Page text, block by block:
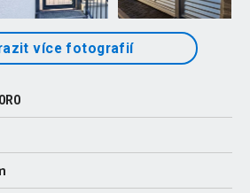
více fotografií